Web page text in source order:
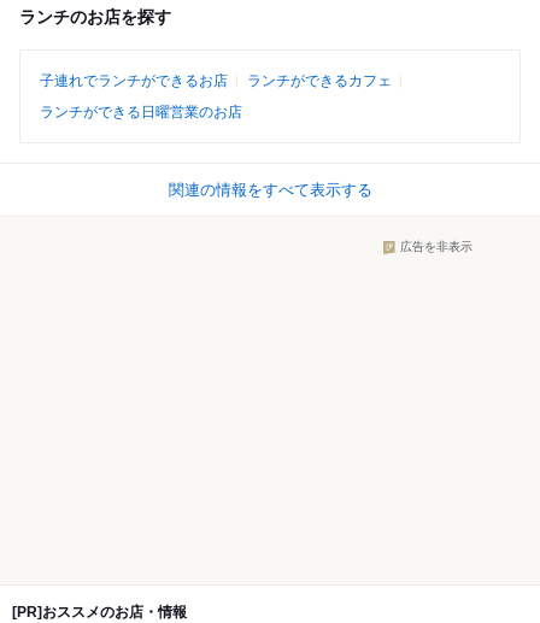
ランチのお店を探す
子連れでランチができるお店
ランチができるカフェ
ランチができる日曜営業のお店
関連の情報をすべて表示する
広告を非表示
[PR]おススメのお店・情報